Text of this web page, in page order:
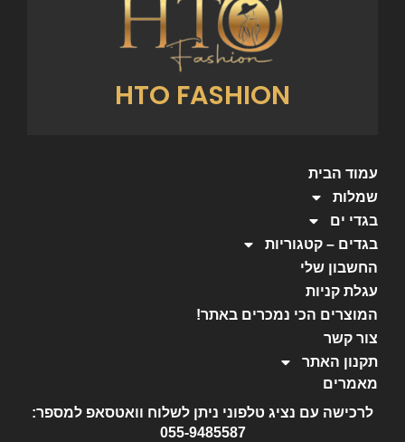
HTO FASHION
עמוד הבית
שמלות
בגדי ים
בגדים – קטגוריות
החשבון שלי
עגלת קניות
המוצרים הכי נמכרים באתר!
צור קשר
תקנון האתר
מאמרים
לרכישה עם נציג טלפוני ניתן לשלוח וואטסאפ למספר:
055-9485587